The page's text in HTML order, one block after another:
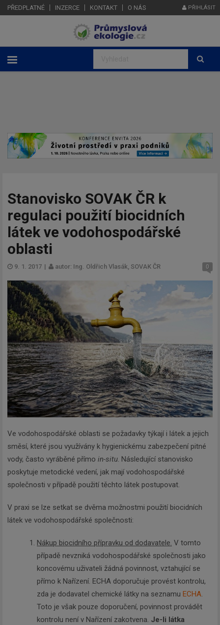
PŘEDPLATNÉ INZERCE KONTAKT O NÁS PŘIHLÁSIT
Stanovisko SOVAK ČR k
regulaci použití biocidních
látek ve vodohospodářské
oblasti
9. 1. 2017 | autor: Ing. Oldřich Vlasák, SOVAK ČR 0
Ve vodohospodářské oblasti se požadavky týkají i látek a jejich
směsí, které jsou využívány k hygienickému zabezpečení pitné
vody, často vyráběné přímo in-situ. Následující stanovisko
poskytuje metodické vedení, jak mají vodohospodářské
společnosti v případě použití těchto látek postupovat.
V praxi se lze setkat se dvěma možnostmi použití biocidních
látek ve vodohospodářské společnosti:
Nákup biocidního přípravku od dodavatele. V tomto
případě nevzniká vodohospodářské společnosti jako
koncovému uživateli žádná povinnost, vztahující se
přímo k Nařízení. ECHA doporučuje provést kontrolu,
zda je dodavatel chemické látky na seznamu ECHA.
Toto je však pouze doporučení, povinnost provádět
kontrolu není v Nařízení zakotvena. Je-li látka